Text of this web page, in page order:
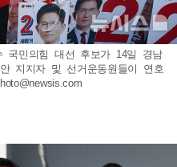
국민의힘 대선 후보가 14일 경남
지지자 및 선거운동원들이 연호